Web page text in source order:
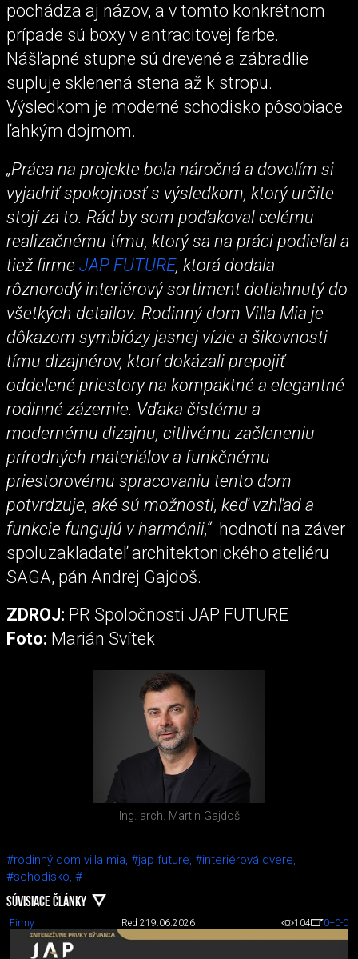
pochádza aj názov, a v tomto konkrétnom
prípade sú boxy v antracitovej farbe.
Nášľapné stupne sú drevené a zábradlie
supluje sklenená stena až k stropu.
Výsledkom je moderné schodisko pôsobiace
ľahkým dojmom.
„Práca na projekte bola náročná a dovolím si
vyjadriť spokojnosť s výsledkom, ktorý určite
stojí za to. Rád by som poďakoval celému
realizačnému tímu, ktorý sa na práci podieľal a
tiež firme JAP FUTURE, ktorá dodala
rôznorodý interiérový sortiment dotiahnutý do
všetkých detailov. Rodinný dom Villa Mia je
dôkazom symbiózy jasnej vízie a šikovnosti
tímu dizajnérov, ktorí dokázali prepojiť
oddelené priestory na kompaktné a elegantné
rodinné zázemie. Vďaka čistému a
modernému dizajnu, citlivému začleneniu
prírodných materiálov a funkčnému
priestorovému spracovaniu tento dom
potvrdzuje, aké sú možnosti, keď vzhľad a
funkcie fungujú v harmónii,“hodnotí na záver
spoluzakladateľ architektonického ateliéru
SAGA, pán Andrej Gajdoš.
ZDROJ: PR Spoločnosti JAP FUTURE
Foto: Marián Svítek
Ing. arch. Martin Gajdoš
#rodinný dom villa mia, #jap future, #interiérová dvere,
#schodisko, #
SÚVISIACE ČLÁNKY
Firmy Red 219.06.2026 104 0+0-0